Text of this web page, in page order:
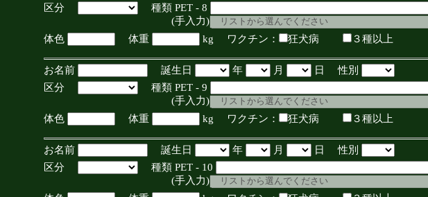
区分
種類 PET - 8
(手入力)
体色
体重 kg ワクチン： 狂犬病 ３種以上
お名前 誕生日 年 月
日 性別
区分
種類 PET - 9
(手入力)
体色
体重 kg ワクチン： 狂犬病 ３種以上
お名前 誕生日 年 月
日 性別
区分
種類 PET - 10
(手入力)